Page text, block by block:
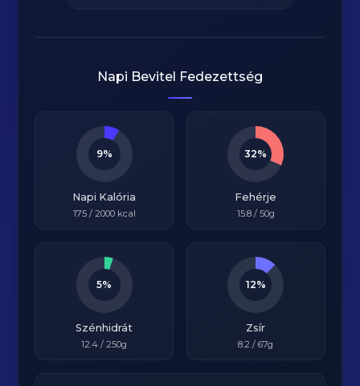
Napi Bevitel Fedezettség
9%
Napi Kalória
175/ 2000kcal
32%
Fehérje
15.8/ 50g
5%
Szénhidrát
12.4 / 250g
12%
Zsír
8.2 / 67g